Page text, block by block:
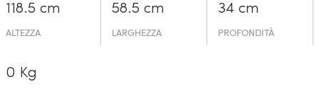
118.5 cm
ALTEZZA
58.5 cm
LARGHEZZA
34 cm
PROFONDITÀ
0 Kg